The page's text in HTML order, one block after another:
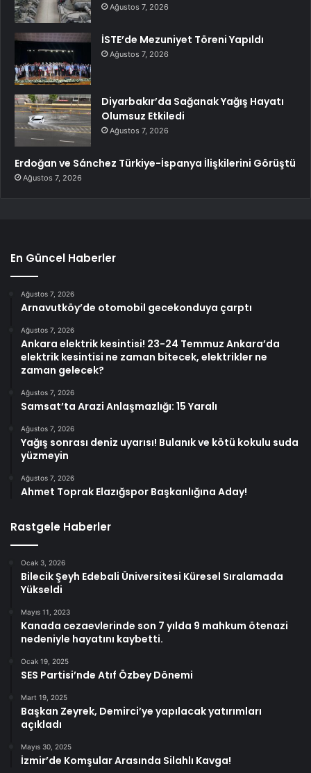
Ağustos 7, 2026
İSTE’de Mezuniyet Töreni Yapıldı
Ağustos 7, 2026
Diyarbakır’da Sağanak Yağış Hayatı
Olumsuz Etkiledi
Ağustos 7, 2026
Erdoğan ve Sánchez Türkiye-İspanya İlişkilerini Görüştü
Ağustos 7, 2026
En Güncel Haberler
Ağustos 7, 2026
Arnavutköy’de otomobil gecekonduya çarptı
Ağustos 7, 2026
Ankara elektrik kesintisi! 23-24 Temmuz Ankara’da
elektrik kesintisi ne zaman bitecek, elektrikler ne
zaman gelecek?
Ağustos 7, 2026
Samsat’ta Arazi Anlaşmazlığı: 15 Yaralı
Ağustos 7, 2026
Yağış sonrası deniz uyarısı! Bulanık ve kötü kokulu suda
yüzmeyin
Ağustos 7, 2026
Ahmet Toprak Elazığspor Başkanlığına Aday!
Rastgele Haberler
Ocak 3, 2026
Bilecik Şeyh Edebali Üniversitesi Küresel Sıralamada
Yükseldi
Mayıs 11, 2023
Kanada cezaevlerinde son 7 yılda 9 mahkum ötenazi
nedeniyle hayatını kaybetti.
Ocak 19, 2025
SES Partisi’nde Atıf Özbey Dönemi
Mart 19, 2025
Başkan Zeyrek, Demirci’ye yapılacak yatırımları
açıkladı
Mayıs 30, 2025
İzmir’de Komşular Arasında Silahlı Kavga!